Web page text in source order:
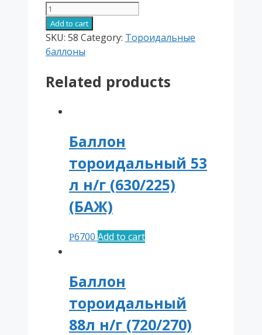
Баллон
тороидальный
35л
(580/180)
quantity
Add to cart
SKU: 58 Category: Тороидальные
баллоны
Related products
Баллон
тороидальный 53
л н/г (630/225)
(БАЖ)
Р6700 Add to cart
Баллон
тороидальный
88л н/г (720/270)